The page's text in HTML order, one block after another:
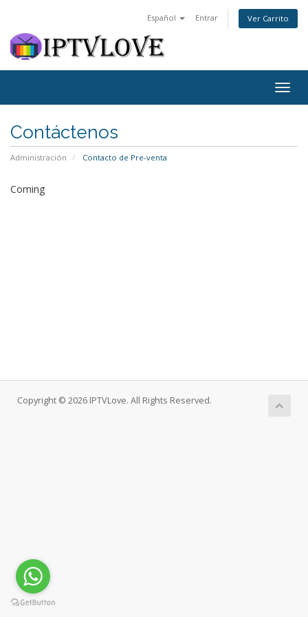
Español Entrar Ver Carrito
Contáctenos
Administración Contacto de Pre-venta
Coming
Copyright © 2026 IPTVLove. All Rights Reserved.